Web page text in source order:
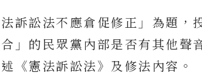
訴訟法不應倉促修正」為題，
」的民眾黨內部是否有其他聲
《憲法訴訟法》及修法內容。